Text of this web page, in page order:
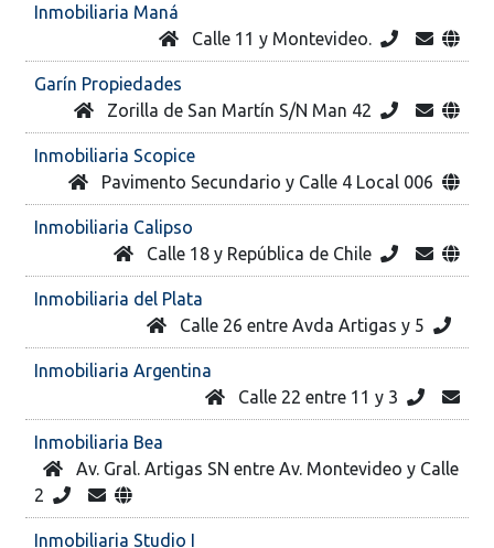
Inmobiliaria Maná
Calle 11 y Montevideo.
Garín Propiedades
Zorilla de San Martín S/N Man 42
Inmobiliaria Scopice
Pavimento Secundario y Calle 4 Local 006
Inmobiliaria Calipso
Calle 18 y República de Chile
Inmobiliaria del Plata
Calle 26 entre Avda Artigas y 5
Inmobiliaria Argentina
Calle 22 entre 11 y 3
Inmobiliaria Bea
Av. Gral. Artigas SN entre Av. Montevideo y Calle
2
Inmobiliaria Studio I